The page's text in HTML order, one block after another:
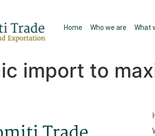
Home Who we are What
import to